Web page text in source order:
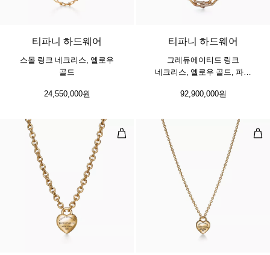
2 소재
티파니 하드웨어
스몰 링크 네크리스, 옐로우
골드
24,550,000원
티파니 하드웨어
그레듀에이티드 링크
네크리스, 옐로우 골드, 파베
92,900,000원
풀 하트 펜던트, 옐로우 골드 풀